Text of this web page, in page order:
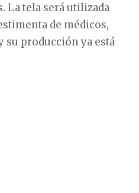
La tela será utilizada
de médicos,
su producción ya está